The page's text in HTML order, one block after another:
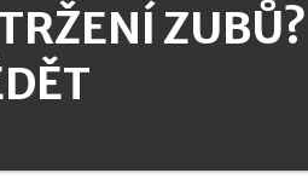
ZUBŮ?